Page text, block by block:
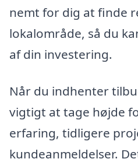
nemt for dig at finde
lokalområde, så du
af din investering.
Når du indhenter
vigtigt at tage højde
erfaring, tidligere
kundeanmeldelser.